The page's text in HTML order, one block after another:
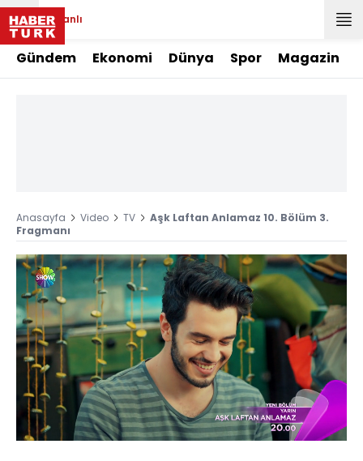
Canlı
Gündem Ekonomi Dünya Spor Magazin
Anasayfa Video TV
Aşk Laftan Anlamaz 10. Bölüm 3.
Fragmanı
Sesi
Aç
Yüklendi
:
87.89%
Oynatma
Hızı